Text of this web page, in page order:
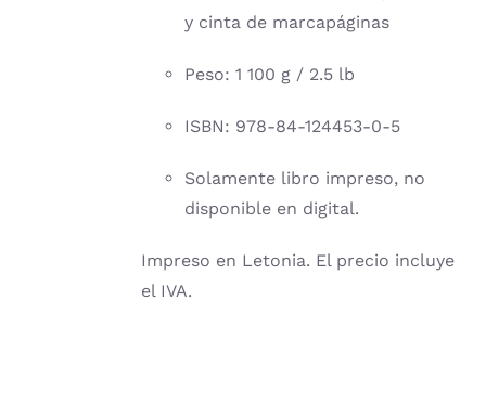
y cinta de marcapáginas
Peso: 1 100 g / 2.5 lb
ISBN: 978-84-124453-0-5
Solamente libro impreso, no
disponible en digital.
Impreso en Letonia. El precio incluye
el IVA.